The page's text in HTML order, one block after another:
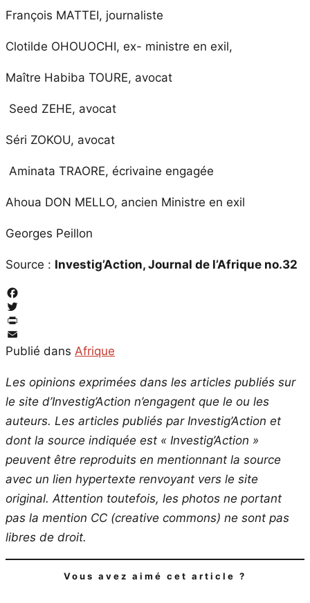
François MATTEI, journaliste
Clotilde OHOUOCHI, ex- ministre en exil,
Maître Habiba TOURE, avocat
Seed ZEHE, avocat
Séri ZOKOU, avocat
Aminata TRAORE, écrivaine engagée
Ahoua DON MELLO, ancien Ministre en exil
Georges Peillon
Source : Investig’Action, Journal de l’Afrique no.32
Facebook
Twitter
PrintFriendly
Email
Publié dans Afrique
Les opinions exprimées dans les articles publiés sur
le site d’Investig’Action n’engagent que le ou les
auteurs. Les articles publiés par Investig’Action et
dont la source indiquée est « Investig’Action »
peuvent être reproduits en mentionnant la source
avec un lien hypertexte renvoyant vers le site
original. Attention toutefois, les photos ne portant
pas la mention CC (creative commons) ne sont pas
libres de droit.
Vous avez aimé cet article ?